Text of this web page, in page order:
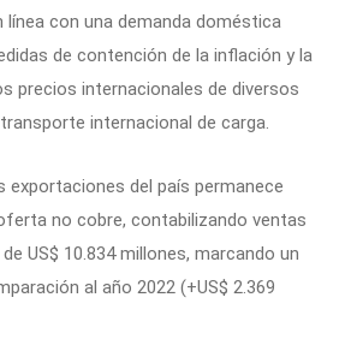
línea con una demanda doméstica
de contención de la inflación y la
precios internacionales de diversos
internacional de carga.
exportaciones del país permanece
no cobre, contabilizando ventas
US$ 10.834 millones, marcando un
al año 2022 (+US$ 2.369